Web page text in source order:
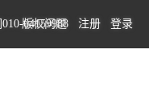
版权问题
010-64159988 注册 登录